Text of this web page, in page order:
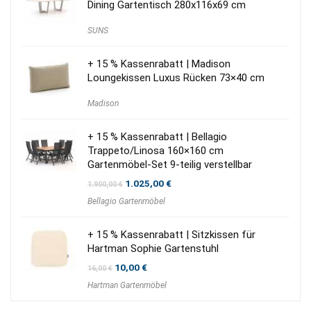
Dining Gartentisch 280x116x69 cm
SUNS
+ 15 % Kassenrabatt | Madison
Loungekissen Luxus Rücken 73×40 cm
Madison
+ 15 % Kassenrabatt | Bellagio
Trappeto/Linosa 160×160 cm
Gartenmöbel-Set 9-teilig verstellbar
1.900,00€ Ursprünglicher
war:
1.025,00€Aktueller
Bellagio Gartenmöbel
+ 15 % Kassenrabatt | Sitzkissen für
Hartman Sophie Gartenstuhl
16,00€ Ursprünglicher
war:
10,00€Aktueller
ist:
Hartman Gartenmöbel